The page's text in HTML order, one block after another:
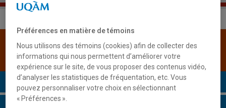
Une version plus récente de ce programme est
disponible.Cliquez ici pour la consulter.
Présentation du programme
Préférences en matière de témoins
Nous utilisons des témoins (cookies) afin de collecter des
informations qui nous permettent d’améliorer votre
expérience sur le site, de vous proposer des contenus vidéo,
d’analyser les statistiques de fréquentation, etc. Vous
pouvez personnaliser votre choix en sélectionnant
« Préférences ».